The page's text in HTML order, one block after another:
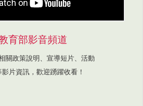
育部影音頻道
關政策說明、宣導短片、活動
片資訊，歡迎踴躍收看！